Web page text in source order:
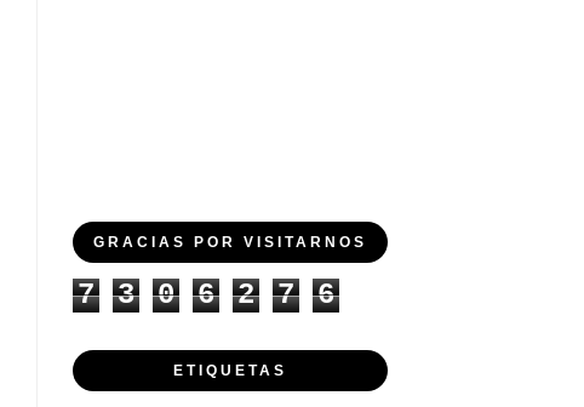
GRACIAS POR VISITARNOS
7 3 0 6 2 7 6
ETIQUETAS